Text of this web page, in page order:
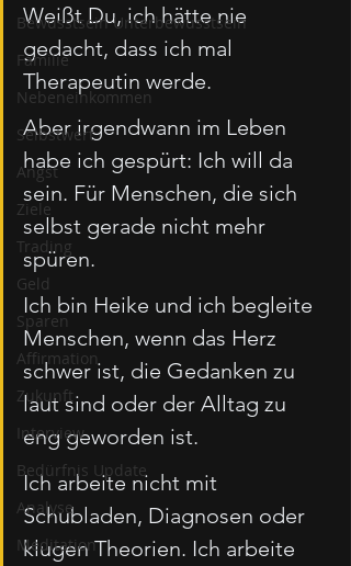
Bewusstsein Unterbewusstsein
Familie
Nebeneinkommen
Selbstwert
Angst
Ziele
Trading
Geld
Sparen
Affirmation
Zukunft
Interview
Bedürfnis Update
Analyse
Meditation
Weißt Du, ich hätte nie
gedacht, dass ich mal
Therapeutin werde.
Aber irgendwann im Leben
habe ich gespürt: Ich will da
sein. Für Menschen, die sich
selbst gerade nicht mehr
spüren.
Ich bin Heike und ich begleite
Menschen, wenn das Herz
schwer ist, die Gedanken zu
laut sind oder der Alltag zu
eng geworden ist.
Ich arbeite nicht mit
Schubladen, Diagnosen oder
klugen Theorien. Ich arbeite